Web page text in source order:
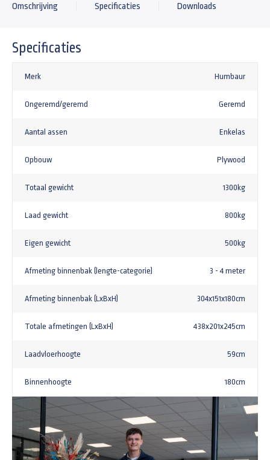
Omschrijving Specificaties Downloads
Specificaties
Merk Humbaur
Ongeremd/geremd Geremd
Aantal assen Enkelas
Opbouw Plywood
Totaal gewicht 1300kg
Laad gewicht 800kg
Eigen gewicht 500kg
Afmeting binnenbak (lengte-categorie) 3 - 4 meter
Afmeting binnenbak (LxBxH) 304x151x180cm
Totale afmetingen (LxBxH) 438x201x245cm
Laadvloerhoogte 59cm
Binnenhoogte 180cm